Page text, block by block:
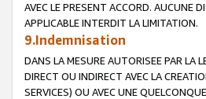
AVEC LE PRESENT ACCORD. AUCUNE
APPLICABLE INTERDIT LA LIMITATION.
9.Indemnisation
DANS LA MESURE AUTORISEE PAR LA
DIRECT OU INDIRECT AVEC LA
SERVICES) OU AVEC UNE